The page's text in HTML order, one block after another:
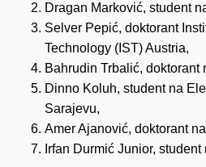
Dragan Marković, student
Selver Pepić, doktorant
Technology (IST) Austria,
Bahrudin Trbalić, doktorant
Dinno Koluh, student na
Sarajevu,
Amer Ajanović, doktorant
Irfan Durmić Junior,